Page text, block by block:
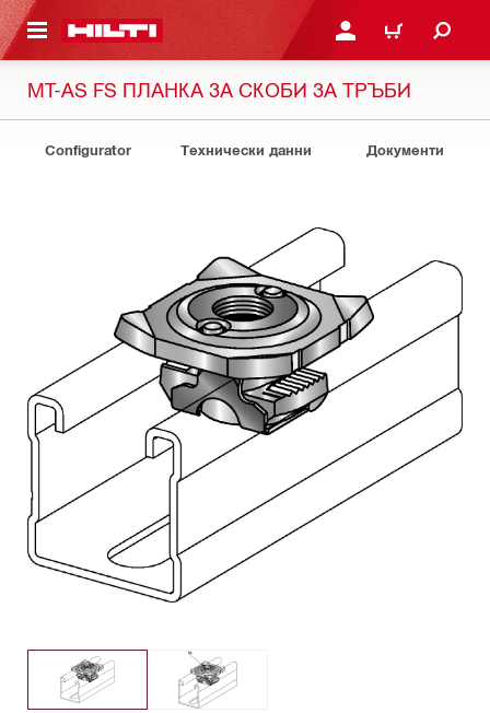
СЪДЪРЖАНИЕ ВЛЕЗ ИЛИ СЕ
КОЛИЧКА
MT-AS FS ПЛАНКА ЗА СКОБИ ЗА ТРЪБИ
Configurator Технически данни Документи